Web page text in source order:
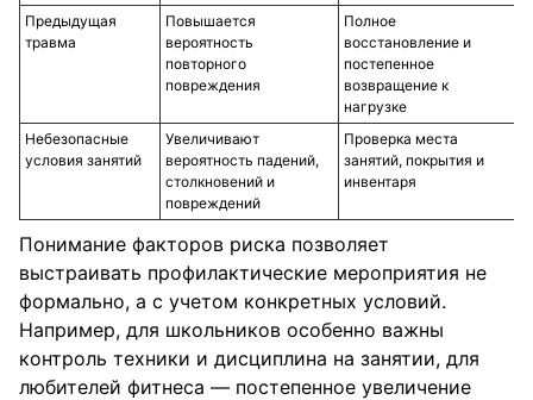
Предыдущая
травма
Повышается
вероятность
повторного
повреждения
Полное
восстановление и
постепенное
возвращение к
нагрузке
Небезопасные
условия занятий
Увеличивают
вероятность падений,
столкновений и
повреждений
Проверка места
занятий, покрытия и
инвентаря
Понимание факторов риска позволяет
выстраивать профилактические мероприятия не
формально, а с учетом конкретных условий.
Например, для школьников особенно важны
контроль техники и дисциплина на занятии, для
любителей фитнеса — постепенное увеличение